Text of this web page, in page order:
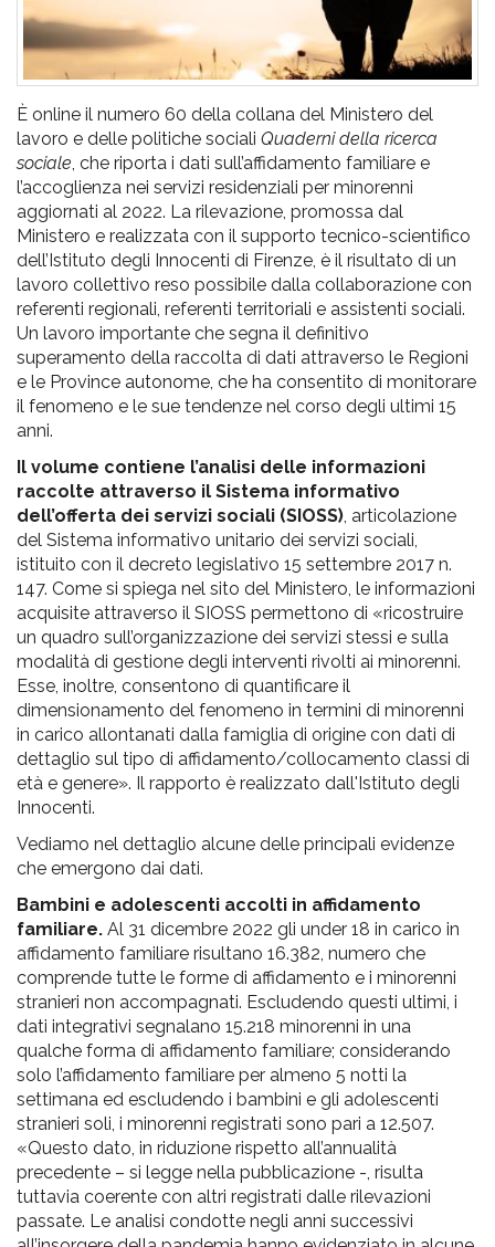
È online il numero 60 della collana del Ministero del
lavoro e delle politiche sociali Quaderni della ricerca
sociale , che riporta i dati sull’affidamento familiare e
l’accoglienza nei servizi residenziali per minorenni
aggiornati al 2022. La rilevazione, promossa dal
Ministero e realizzata con il supporto tecnico-scientifico
dell’Istituto degli Innocenti di Firenze, è il risultato di un
lavoro collettivo reso possibile dalla collaborazione con
referenti regionali, referenti territoriali e assistenti sociali.
Un lavoro importante che segna il definitivo
superamento della raccolta di dati attraverso le Regioni
e le Province autonome, che ha consentito di monitorare
il fenomeno e le sue tendenze nel corso degli ultimi 15
anni.
Il volume contiene l’analisi delle informazioni
raccolte attraverso il Sistema informativo
dell’offerta dei servizi sociali (SIOSS) , articolazione
del Sistema informativo unitario dei servizi sociali,
istituito con il decreto legislativo 15 settembre 2017 n.
147. Come si spiega nel sito del Ministero, le informazioni
acquisite attraverso il SIOSS permettono di «ricostruire
un quadro sull’organizzazione dei servizi stessi e sulla
modalità di gestione degli interventi rivolti ai minorenni.
Esse, inoltre, consentono di quantificare il
dimensionamento del fenomeno in termini di minorenni
in carico allontanati dalla famiglia di origine con dati di
dettaglio sul tipo di affidamento/collocamento classi di
età e genere». Il rapporto è realizzato dall'Istituto degli
Innocenti.
Vediamo nel dettaglio alcune delle principali evidenze
che emergono dai dati.
Bambini e adolescenti accolti in affidamento
familiare. Al 31 dicembre 2022 gli under 18 in carico in
affidamento familiare risultano 16.382, numero che
comprende tutte le forme di affidamento e i minorenni
stranieri non accompagnati. Escludendo questi ultimi, i
dati integrativi segnalano 15.218 minorenni in una
qualche forma di affidamento familiare; considerando
solo l’affidamento familiare per almeno 5 notti la
settimana ed escludendo i bambini e gli adolescenti
stranieri soli, i minorenni registrati sono pari a 12.507.
«Questo dato, in riduzione rispetto all’annualità
precedente – si legge nella pubblicazione -, risulta
tuttavia coerente con altri registrati dalle rilevazioni
passate. Le analisi condotte negli anni successivi